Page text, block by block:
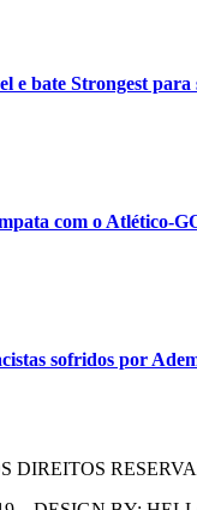
e bate Strongest
com o Atlético-
sofridos por
DIREITOS